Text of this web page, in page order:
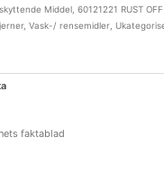
Middel, 60121221 RUST
Vask-/ rensemidler,
faktablad